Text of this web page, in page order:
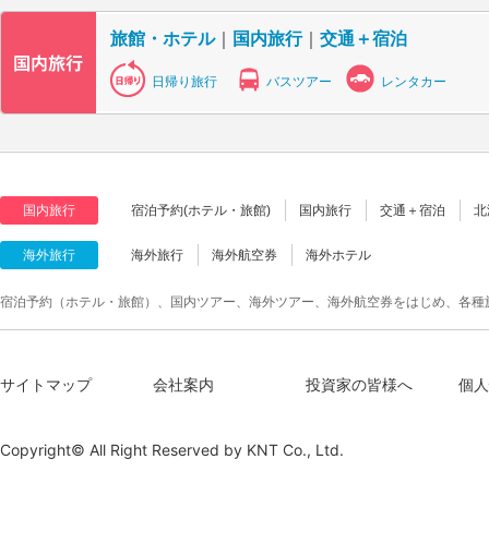
旅館・ホテル｜ 国内旅行｜ 交通＋宿泊
日帰り旅行 バスツアー レンタカー
国内旅行 宿泊予約(ホテル・旅館) 国内旅行 交通＋宿泊
海外旅行 海外旅行 海外航空券 海外ホテル
宿泊予約（ホテル・旅館）、国内ツアー、海外ツアー、海外航空券をはじめ、各
サイトマップ 会社案内 投資家の皆様へ 個
Copyright© All Right Reserved by KNT Co., Ltd.